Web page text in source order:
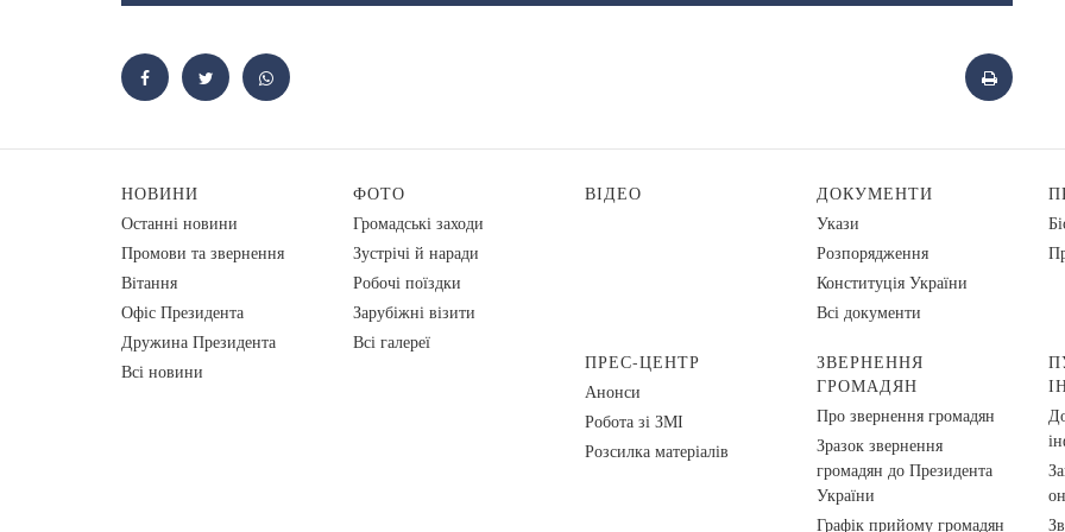
НОВИНИ
Останні новини
Промови та звернення
Вiтання
Офіс Президента
Дружина Президента
Всі новини
ФОТО
Громадські заходи
Зустрічі й наради
Робочі поїздки
Зарубіжні візити
Всі галереї
ВІДЕО
ДОКУМЕНТИ
Укази
Розпорядження
Конституція України
Всі документи
ПРЕС-ЦЕНТР
Анонси
Робота зі ЗМІ
Розсилка матеріалів
ЗВЕРНЕННЯ
ГРОМАДЯН
Про звернення громадян
Зразок звернення
громадян до Президента
України
Графік прийому громадян